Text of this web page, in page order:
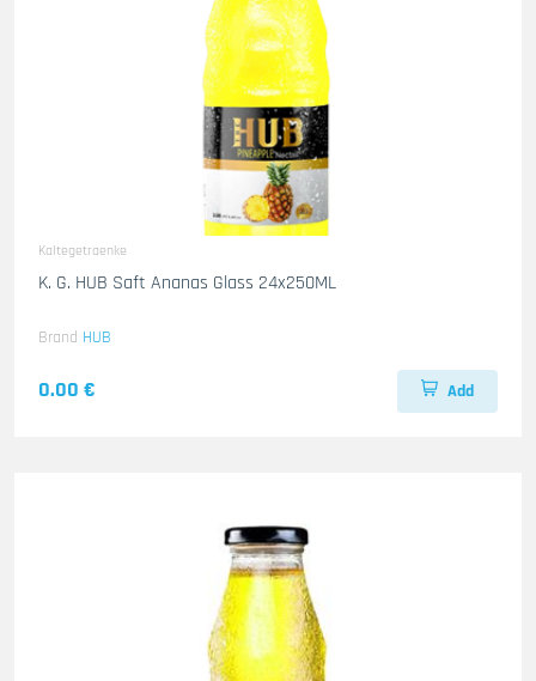
Kaltegetraenke
K. G. HUB Saft Ananas Glass 24x250ML
Brand HUB
0.00 € Add